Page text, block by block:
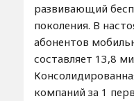
развивающий
поколения. В
абонентов
составляет 13,8
компаний за 1